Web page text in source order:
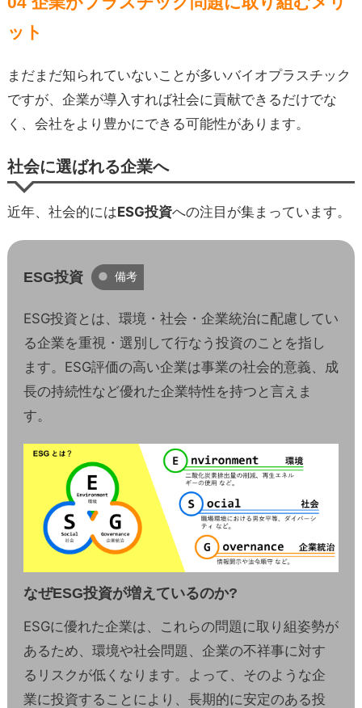
ット
まだまだ知られていないことが多いバイオプラスチック
ですが、企業が導入すれば社会に貢献できるだけでな
く、会社をより豊かにできる可能性があります。
社会に選ばれる企業へ
近年、社会的にはESG投資への注目が集まっています。
ESG投資 備考
ESG投資とは、環境・社会・企業統治に配慮してい
る企業を重視・選別して行なう投資のことを指し
ます。ESG評価の高い企業は事業の社会的意義、成
長の持続性など優れた企業特性を持つと言えま
す。
なぜESG投資が増えているのか?
ESGに優れた企業は、これらの問題に取り組姿勢が
あるため、環境や社会問題、企業の不祥事に対す
るリスクが低くなります。よって、そのような企
業に投資することにより、長期的に安定のある投